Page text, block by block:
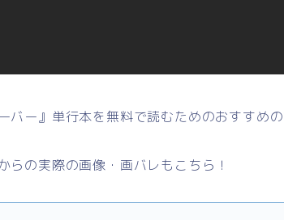
バー』単行本を無料で読むためのおすすめの
らの実際の画像・画バレもこちら！